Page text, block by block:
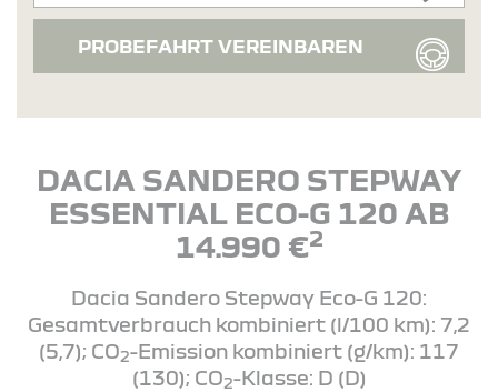
PROBEFAHRT VEREINBAREN
DACIA SANDERO STEPWAY
ESSENTIAL ECO-G 120 AB
14.990 €2
Dacia Sandero Stepway Eco-G 120:
Gesamtverbrauch kombiniert (l/100 km): 7,2
(5,7); CO2-Emission kombiniert (g/km): 117
(130); CO2-Klasse: D (D)